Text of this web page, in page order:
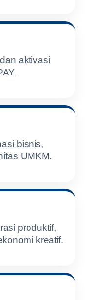
aktivasi
bisnis,
UMKM.
produktif,
kreatif.